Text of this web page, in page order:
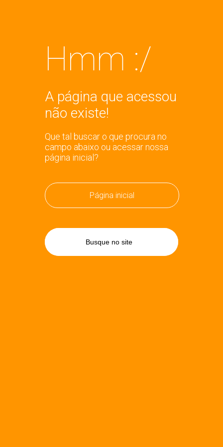
Hmm :/
A página que acessou
não existe!
Que tal buscar o que procura no
campo abaixo ou acessar nossa
página inicial?
Página inicial